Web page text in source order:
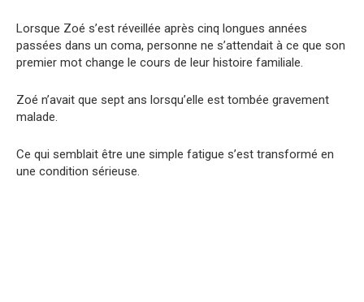
Lorsque Zoé s’est réveillée après cinq longues années
passées dans un coma, personne ne s’attendait à ce que son
premier mot change le cours de leur histoire familiale.
Zoé n’avait que sept ans lorsqu’elle est tombée gravement
malade.
Ce qui semblait être une simple fatigue s’est transformé en
une condition sérieuse.